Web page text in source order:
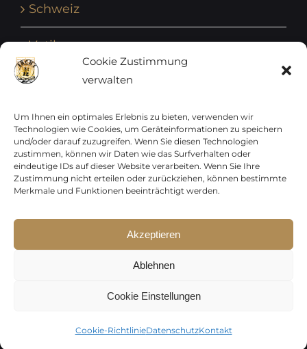
Cookie Zustimmung
verwalten
Um Ihnen ein optimales Erlebnis zu bieten, verwenden wir
Technologien wie Cookies, um Geräteinformationen zu speichern
und/oder darauf zuzugreifen. Wenn Sie diesen Technologien
zustimmen, können wir Daten wie das Surfverhalten oder
eindeutige IDs auf dieser Website verarbeiten. Wenn Sie Ihre
Zustimmung nicht erteilen oder zurückziehen, können bestimmte
Merkmale und Funktionen beeinträchtigt werden.
Akzeptieren
Ablehnen
Cookie Einstellungen
Cookie-RichtlinieDatenschutzKontakt
Schweiz
Vatikan
Vereinte Nationen
Vorphilatelie
Zensurbelege Österreich
Zensurbelege Schweiz
|Datenschutz|Kontakt
Facebook